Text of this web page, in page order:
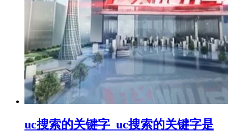
uc搜索的关键字_uc搜索的关键字是